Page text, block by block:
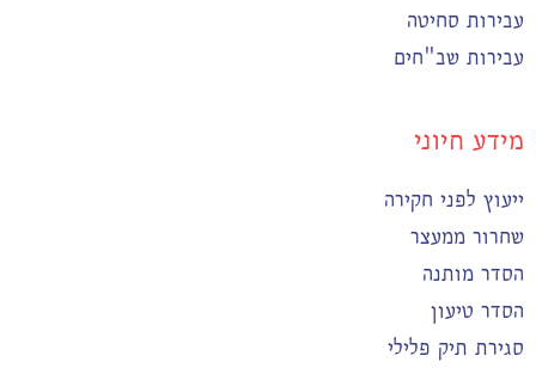
עבירות סחיטה
עבירות שב"חים
מידע חיוני
ייעוץ לפני חקירה
שחרור ממעצר
הסדר מותנה
הסדר טיעון
סגירת תיק פלילי